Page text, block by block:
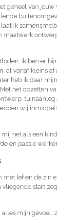
geheel van jouw
laat ik
maatwerk
ik ben er
al vanaf kleins af
heb ik daar
het opzetten
wij
net als een
en passie
met lef en de zin
vliegende start
mijn gevoel,